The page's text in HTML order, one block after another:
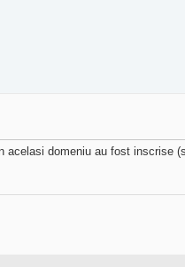
domeniu au fost inscrise